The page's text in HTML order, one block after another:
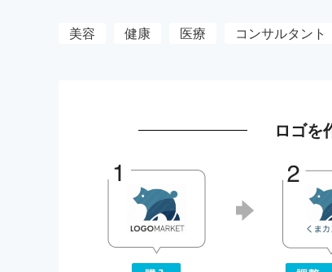
美容 健康 医療 コンサルタント
ロゴを